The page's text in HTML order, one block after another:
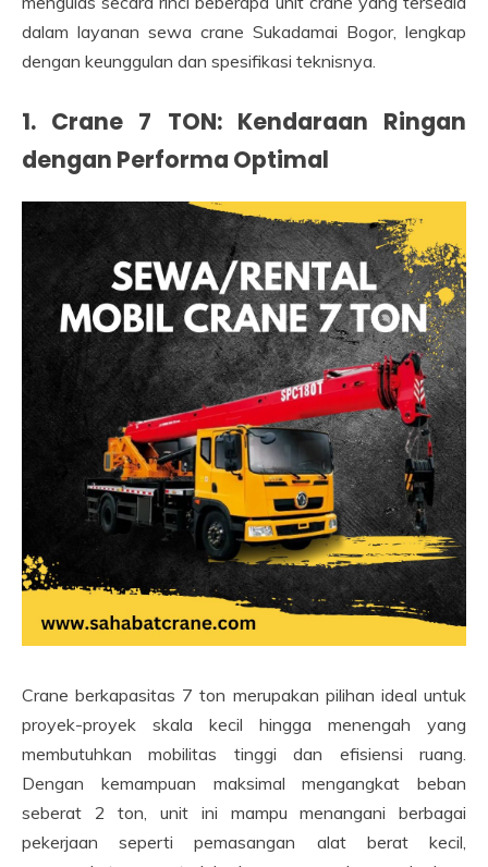
dalam layanan sewa crane Sukadamai Bogor, lengkap
dengan keunggulan dan spesifikasi teknisnya.
1. Crane 7 TON: Kendaraan Ringan
dengan Performa Optimal
Crane berkapasitas 7 ton merupakan pilihan ideal untuk
proyek-proyek skala kecil hingga menengah yang
membutuhkan mobilitas tinggi dan efisiensi ruang.
Dengan kemampuan maksimal mengangkat beban
seberat 2 ton, unit ini mampu menangani berbagai
pekerjaan seperti pemasangan alat berat kecil,